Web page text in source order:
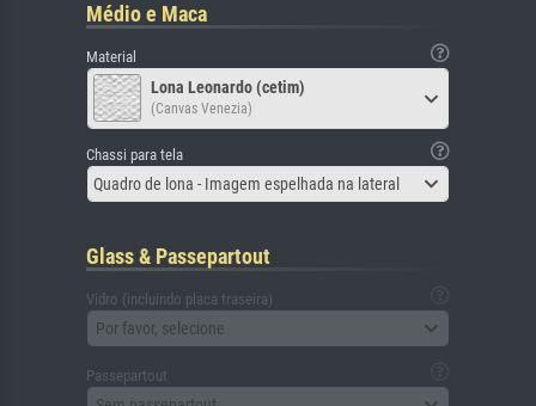
Médio e Maca
Material
Lona Leonardo (cetim)
(Canvas Venezia)
Chassi para tela
Quadro de lona - Imagem espelhada na lateral
Glass & Passepartout
Vidro (incluindo placa traseira)
Por favor, selecione
Passepartout